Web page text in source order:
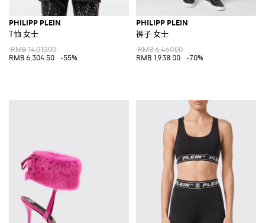
PHILIPP PLEIN
T恤 女士
RMB 14,010.00
RMB 6,304.50
-55%
PHILIPP PLEIN
裤子 女士
RMB 6,460.00
RMB 1,938.00
-70%